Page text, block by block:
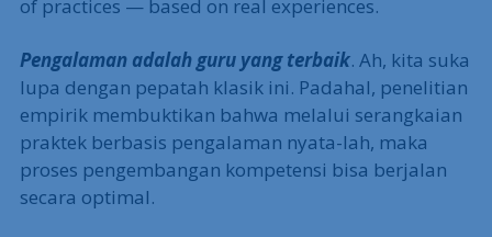
of practices — based on real experiences.
Pengalaman adalah guru yang terbaik. Ah, kita suka
lupa dengan pepatah klasik ini. Padahal, penelitian
empirik membuktikan bahwa melalui serangkaian
praktek berbasis pengalaman nyata-lah, maka
proses pengembangan kompetensi bisa berjalan
secara optimal.